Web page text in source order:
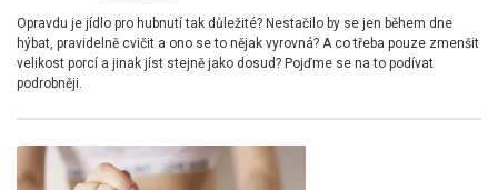
Opravdu je jídlo pro hubnutí tak důležité? Nestačilo by se jen během dne
hýbat, pravidelně cvičit a ono se to nějak vyrovná? A co třeba pouze zmenšit
velikost porcí a jinak jíst stejně jako dosud? Pojďme se na to podívat
podrobněji.